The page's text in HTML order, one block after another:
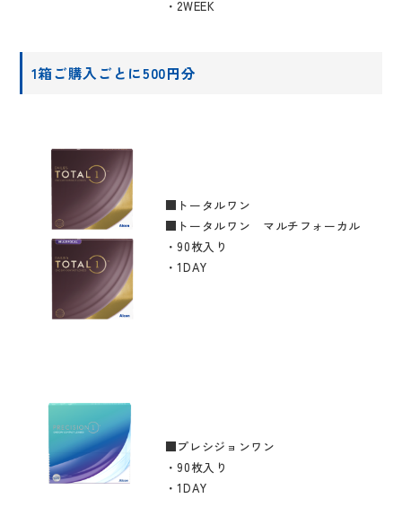
・2WEEK
1箱ご購入ごとに500円分
■トータルワン
■トータルワン マルチフォーカル
・90枚入り
・1DAY
■プレシジョンワン
・90枚入り
・1DAY